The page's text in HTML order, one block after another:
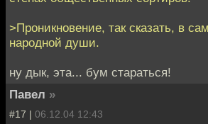
>Проникновение, так сказать, в
народной души.
ну дык, эта... бум стараться!
Павел »
#17 | 06.12.04 12:43